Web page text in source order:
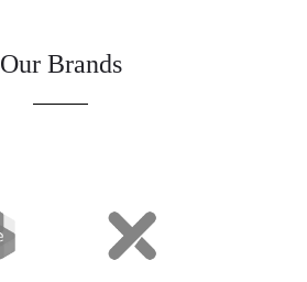
Our Brands